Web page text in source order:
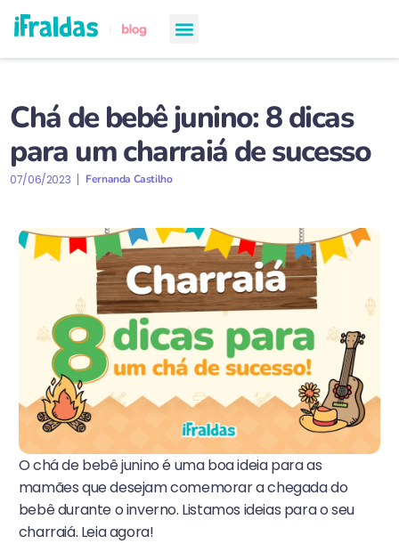
Chá de bebê junino: 8 dicas
para um charraiá de sucesso
07/06/2023 Fernanda Castilho
O chá de bebê junino é uma boa ideia para as
mamães que desejam comemorar a chegada do
bebê durante o inverno. Listamos ideias para o seu
charraiá. Leia agora!